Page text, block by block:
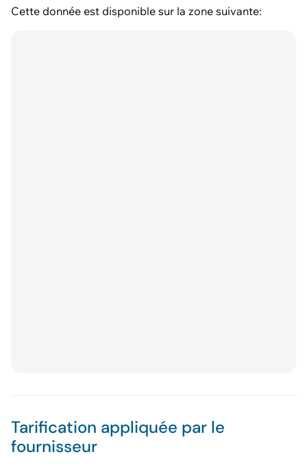
Cette donnée est disponible sur la zone suivante:
Tarification appliquée par le
fournisseur